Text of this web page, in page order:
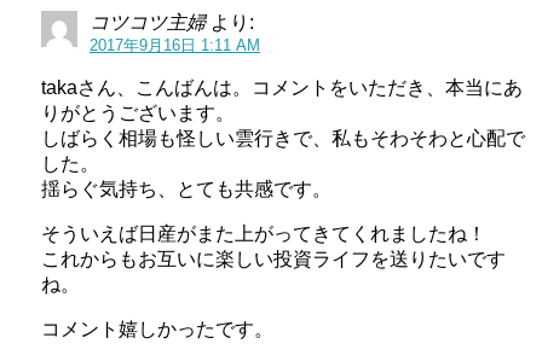
コツコツ主婦 より:
2017年9月16日 1:11 AM
takaさん、こんばんは。コメントをいただき、本当にあ
りがとうございます。
しばらく相場も怪しい雲行きで、私もそわそわと心配で
した。
揺らぐ気持ち、とても共感です。
そういえば日産がまた上がってきてくれましたね！
これからもお互いに楽しい投資ライフを送りたいです
ね。
コメント嬉しかったです。